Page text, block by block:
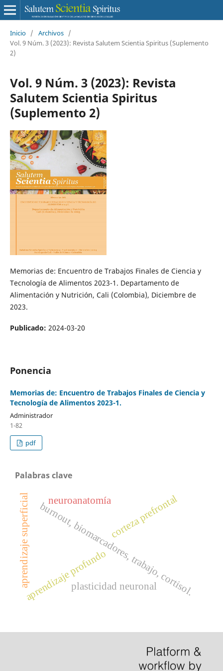
Inicio / Archivos /
Vol. 9 Núm. 3 (2023): Revista Salutem Scientia Spiritus (Suplemento
2)
Vol. 9 Núm. 3 (2023): Revista
Salutem Scientia Spiritus
(Suplemento 2)
Memorias de: Encuentro de Trabajos Finales de Ciencia y
Tecnología de Alimentos 2023-1. Departamento de
Alimentación y Nutrición, Cali (Colombia), Diciembre de
2023.
Publicado: 2024-03-20
Ponencia
Memorias de: Encuentro de Trabajos Finales de Ciencia y
Tecnología de Alimentos 2023-1.
Administrador
1-82
pdf
Palabras clave
burnout, biomarcadores, trabajo, cortisol.
neuroanatomía
aprendizaje profundo
aprendizaje superficial corteza prefrontal
plasticidad neuronal